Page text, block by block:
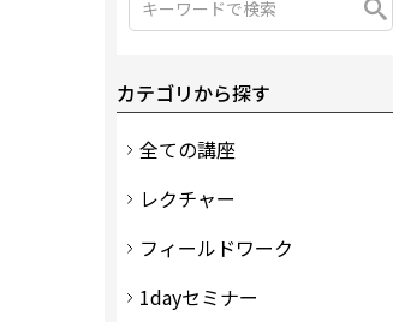
カテゴリから探す
全ての講座
レクチャー
フィールドワーク
1dayセミナー